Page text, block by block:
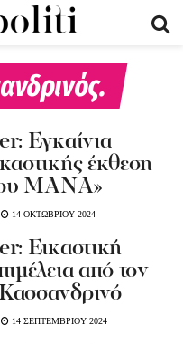
Εγκαίνια
έκθεση
ΜΑΝΑ»
14 ΟΚΤΩΒΡΙΟΥ 2024
Εικαστική
από τον
14 ΣΕΠΤΕΜΒΡΙΟΥ 2024